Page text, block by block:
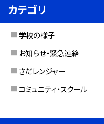
カテゴリ
学校の様子
お知らせ・緊急連絡
さだレンジャー
コミュニティ・スクール